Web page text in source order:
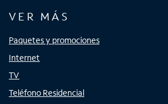
VER MÁS
Paquetes y promociones
Internet
TV
Teléfono Residencial